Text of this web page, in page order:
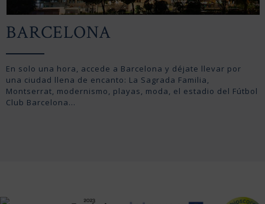
BARCELONA
En solo una hora, accede a Barcelona y déjate llevar por
una ciudad llena de encanto: La Sagrada Familia,
Montserrat, modernismo, playas, moda, el estadio del Fútbol
Club Barcelona…